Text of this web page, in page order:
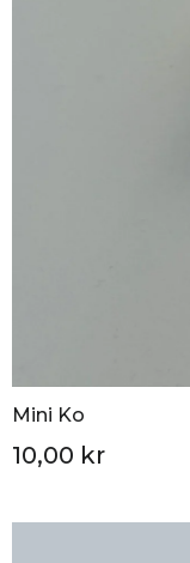
Mini Ko
10,00 kr